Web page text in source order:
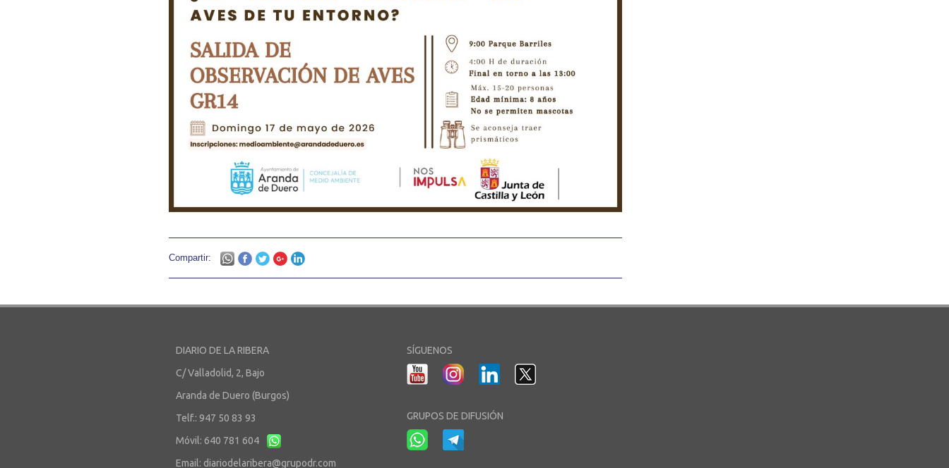
Compartir:
DIARIO DE LA RIBERA
C/ Valladolid, 2, Bajo
Aranda de Duero (Burgos)
Telf.: 947 50 83 93
Móvil: 640 781 604
Email: diariodelaribera@grupodr.com
SÍGUENOS
GRUPOS DE DIFUSIÓN